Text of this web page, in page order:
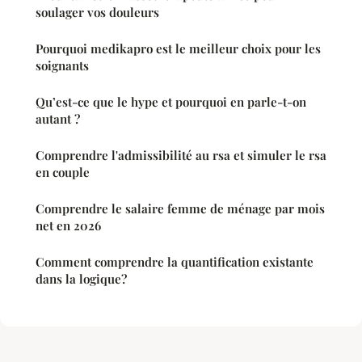
soulager vos douleurs
Pourquoi medikapro est le meilleur choix pour les
soignants
Qu’est-ce que le hype et pourquoi en parle-t-on
autant ?
Comprendre l'admissibilité au rsa et simuler le rsa
en couple
Comprendre le salaire femme de ménage par mois
net en 2026
Comment comprendre la quantification existante
dans la logique?